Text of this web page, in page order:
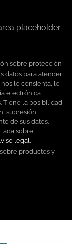
placeholder
sobre protección
datos para atender
lo consienta, le
electrónica
Tiene la posibilidad
supresión,
de sus datos.
sobre
legal.
productos y